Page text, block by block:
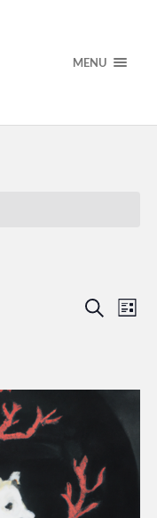
MENU
Recherche
et
Recherche
de
Liste